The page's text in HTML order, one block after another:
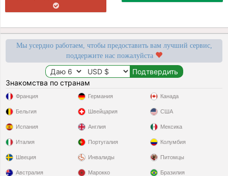
Мы усердно работаем, чтобы предоставить вам лучший сервис,
поддержите нас пожалуйста
Знакомства по странам
Франция
Бельгия
Испания
Италия
Швеция
Германия
Швейцария
Англия
Португалия
Инвалиды
Канада
США
Мексика
Колумбия
Питомцы
Австралия Марокко Бразилия